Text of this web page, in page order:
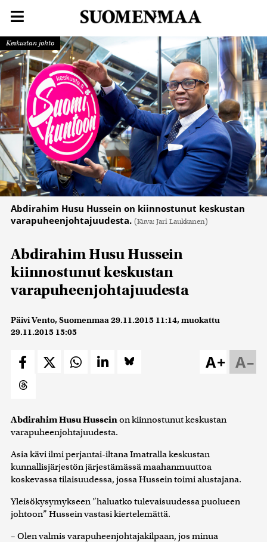
Keskustan johto
Abdirahim Husu Hussein on kiinnostunut keskustan
varapuheenjohtajuudesta. (Kuva: Jari Laukkanen)
Abdirahim Husu Hussein
kiinnostunut keskustan
varapuheenjohtajuudesta
Päivi Vento, Suomenmaa29.11.2015 11:14, muokattu
29.11.2015 15:05
A–
A+
Abdirahim Husu Husseinon kiinnostunut keskustan
varapuheenjohtajuudesta.
Asia kävi ilmi perjantai-iltana Imatralla keskustan
kunnallisjärjestön järjestämässä maahanmuuttoa
koskevassa tilaisuudessa, jossa Hussein toimi alustajana.
Yleisökysymykseen ”haluatko tulevaisuudessa puolueen
johtoon” Hussein vastasi kiertelemättä.
– Olen valmis varapuheenjohtajakilpaan, jos minua